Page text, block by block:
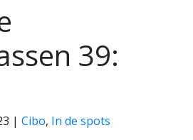
39:
| Cibo, In de spots